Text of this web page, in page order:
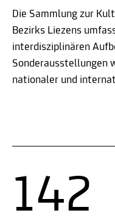
Die Sammlung zur
Bezirks Liezens
interdisziplinären
Sonderausstellungen
nationaler und
142